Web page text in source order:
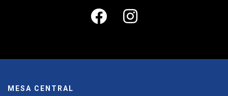
MESA CENTRAL